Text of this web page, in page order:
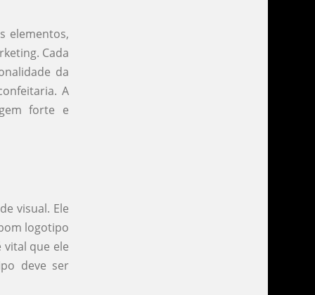
elementos,
Cada
da
A
forte e
visual. Ele
logotipo
que ele
deve ser